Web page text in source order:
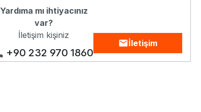
Yardıma mı ihtiyacınız
var?
İletişim kişiniz
+90 232 970 1860
İletişim